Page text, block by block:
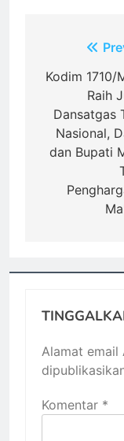
Navigasi
pos
Kodim 1710/
Raih
Dansatgas
Nasional,
dan Bupati
Alamat email
Komentar *